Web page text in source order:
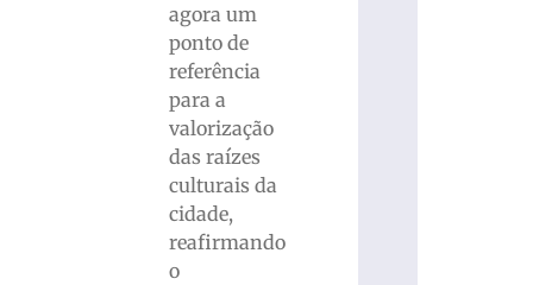
agora um
ponto de
referência
para a
valorização
das raízes
culturais da
cidade,
reafirmando
o